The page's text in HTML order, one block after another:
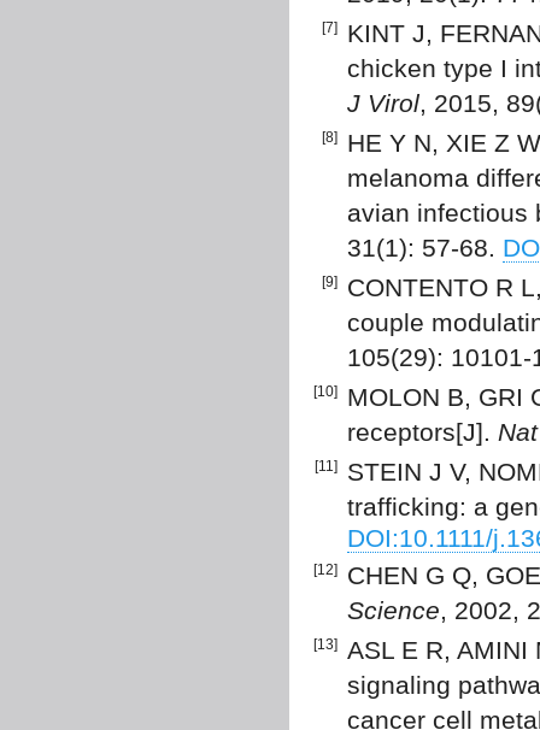
[7]
KINT J,
chicken type I
J Virol, 2015,
[8]
HE Y N, XIE Z
melanoma
avian infectious
31(1): 57-68.
[9]
CONTENTO R
couple
105(29):
[10]
MOLON B, GRI
receptors[J].
[11]
STEIN J V,
trafficking: a
DOI:10.1111/
[12]
CHEN G Q,
Science, 2002,
[13]
ASL E R, AMINI
signaling
cancer cell